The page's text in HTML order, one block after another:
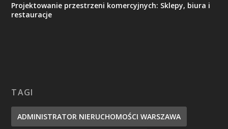
Projektowanie przestrzeni komercyjnych: Sklepy, biura i
restauracje
TAGI
ADMINISTRATOR NIERUCHOMOŚCI WARSZAWA